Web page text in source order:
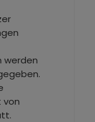
werden
von